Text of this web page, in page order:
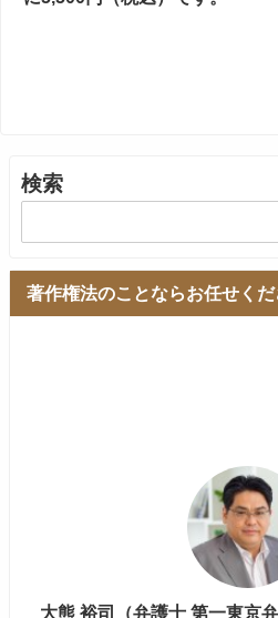
検索
著作権法のことならお任せくだ
大熊 裕司（弁護士 第一東京